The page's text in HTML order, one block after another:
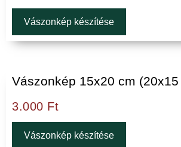
Vászonkép készítése
Vászonkép 15x20 cm (20x15
3.000 Ft
Vászonkép készítése